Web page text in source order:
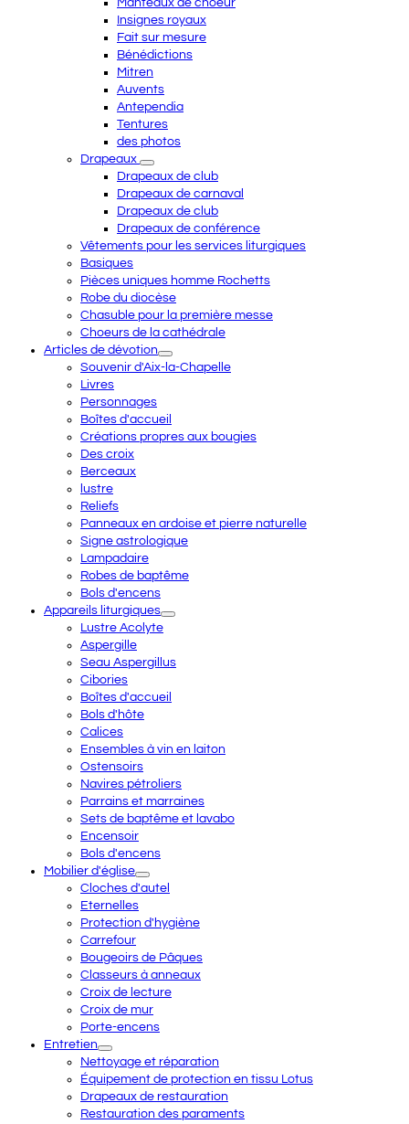
Manteaux de choeur
Insignes royaux
Fait sur mesure
Bénédictions
Mitren
Auvents
Antependia
Tentures
des photos
Drapeaux
Drapeaux de club
Drapeaux de carnaval
Drapeaux de club
Drapeaux de conférence
Vêtements pour les services liturgiques
Basiques
Pièces uniques homme Rochetts
Robe du diocèse
Chasuble pour la première messe
Choeurs de la cathédrale
Articles de dévotion
Souvenir d'Aix-la-Chapelle
Livres
Personnages
Boîtes d'accueil
Créations propres aux bougies
Des croix
Berceaux
lustre
Reliefs
Panneaux en ardoise et pierre naturelle
Signe astrologique
Lampadaire
Robes de baptême
Bols d'encens
Appareils liturgiques
Lustre Acolyte
Aspergille
Seau Aspergillus
Cibories
Boîtes d'accueil
Bols d'hôte
Calices
Ensembles à vin en laiton
Ostensoirs
Navires pétroliers
Parrains et marraines
Sets de baptême et lavabo
Encensoir
Bols d'encens
Mobilier d'église
Cloches d'autel
Eternelles
Protection d'hygiène
Carrefour
Bougeoirs de Pâques
Classeurs à anneaux
Croix de lecture
Croix de mur
Porte-encens
Entretien
Nettoyage et réparation
Équipement de protection en tissu Lotus
Drapeaux de restauration
Restauration des paraments